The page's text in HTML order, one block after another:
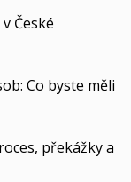
České
Co byste měli
překážky a